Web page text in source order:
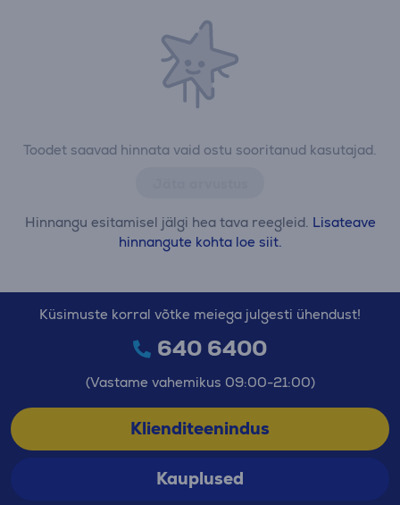
Toodet saavad hinnata vaid ostu sooritanud kasutajad.
Hinnangu esitamisel jälgi hea tava reegleid. Lisateave
hinnangute kohta loe siit.
Küsimuste korral võtke meiega julgesti ühendust!
640 6400
(Vastame vahemikus 09:00-21:00)
Klienditeenindus
Kauplused